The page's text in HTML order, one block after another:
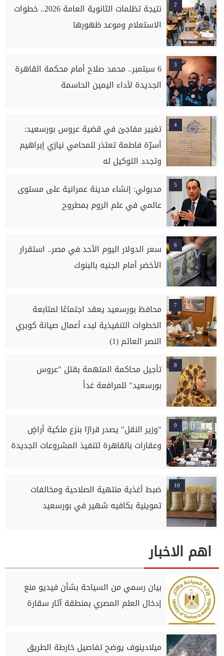
2
نتيجة تظلمات الثانوية العامة 2026.. خطوات
الاستعلام وموعد ظهورها
3
6 سبتمبر.. محمد صلاح أمام محكمة القاهرة
الجديدة لأداء اليمين الحاسمة
4
تغيير مفاجئ في قضية عروس بورسعيد:
أسرّة فاطمة تعتذر للمحامي نيازي إبراهيم
وتجدد التوكيل له
5
مدبولي: إنشاء مدينة عمرانية على مستوى
عالمي في علم الروم بمطروح
6
سعر الدولار اليوم الأحد في مصر.. استقرار
الأخضر أمام الجنيه بالبنوك
7
محافظ بورسعيد يعقد اجتماعًا لمتابعة
الخطوات التنفيذية لبدء أعمال صيانة كوبري
النصر العائم (1)
8
تأجيل محاكمة المتهمة بقتل "عروس
بورسعيد" للمرافعة غداً
9
"وزير النقل" يصدر قرارًا بنزع ملكية أراضٍ
وعقارات بالقاهرة لتنفيذ المشروعات الجديدة
10
ضبط أغذية منتهية الصلاحية ومخالفات
تموينية بكافيه شهير في بورسعيد
اهم الاخبار
بيان رسمي من السياحة بشأن فيديو منع
إدخال العلم المصري بمنطقة آثار سقارة
ميلادينوف يوضح تفاصيل خارطة الطريق